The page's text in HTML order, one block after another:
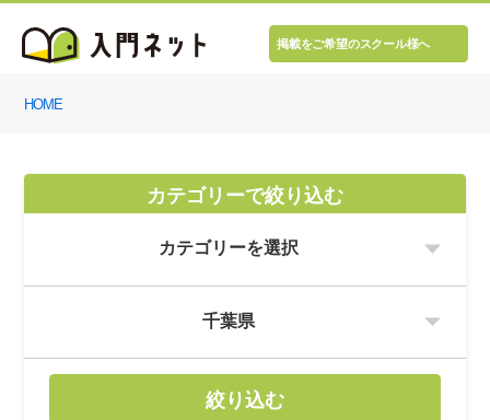
掲載をご希望のスクール様へ
HOME
カテゴリーで絞り込む
絞り込む